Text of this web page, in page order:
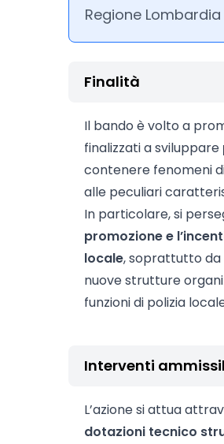
Regione Lombardia
Finalità
Il bando è volto a
finalizzati a sviluppare
contenere fenomeni
alle peculiari
In particolare, si
promozione e
locale, soprattutto da
nuove strutture
funzioni di polizia
Interventi
L’azione si attua
dotazioni tecnico